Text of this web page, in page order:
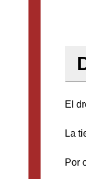
El
La
Por